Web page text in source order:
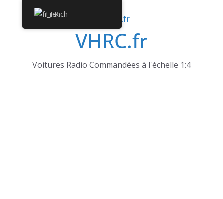
VHRC.fr
Voitures Radio Commandées à l'échelle 1:4
French